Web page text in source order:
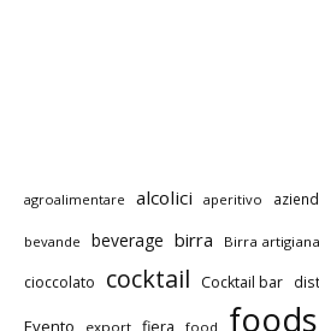
agroalimentare alcolici aperitivo
bevande beverage birra Birra
cioccolato cocktail Cocktail bar
Evento export fiera food